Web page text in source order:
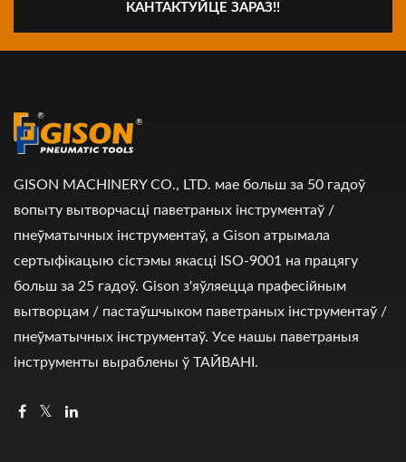
КАНТАКТУЙЦЕ ЗАРАЗ!!
GISON MACHINERY CO., LTD. мае больш за 50 гадоў
вопыту вытворчасці паветраных інструментаў /
пнеўматычных інструментаў, а Gison атрымала
сертыфікацыю сістэмы якасці ISO-9001 на працягу
больш за 25 гадоў. Gison з'яўляецца прафесійным
вытворцам / пастаўшчыком паветраных інструментаў /
пнеўматычных інструментаў. Усе нашы паветраныя
інструменты выраблены ў ТАЙВАНІ.